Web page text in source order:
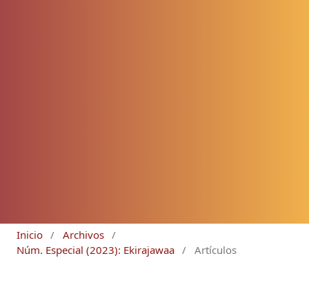
Inicio / Archivos /
Núm. Especial (2023): Ekirajawaa / Artículos